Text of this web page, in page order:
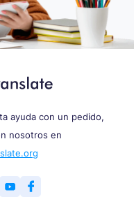
ayuda con un pedido,
nosotros en